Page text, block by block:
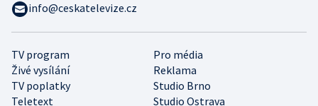
TV program
Pro média
Živé vysílání
Reklama
TV poplatky
Studio Brno
Teletext
Studio Ostrava
info@ceskatelevize.cz